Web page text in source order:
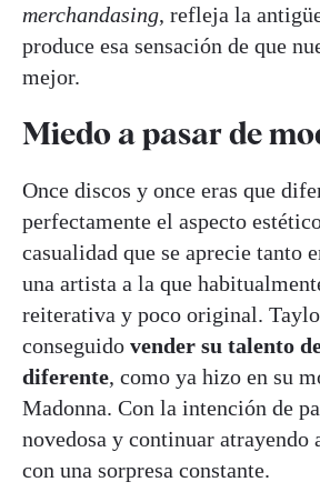
merchandasing, refleja la
produce esa sensación de que
mejor.
Miedo a pasar de
Once discos y once eras que
perfectamente el aspecto
casualidad que se aprecie tanto
una artista a la que
reiterativa y poco original.
conseguido vender su talento
diferente, como ya hizo en su
Madonna. Con la intención de
novedosa y continuar atrayendo
con una sorpresa constante.